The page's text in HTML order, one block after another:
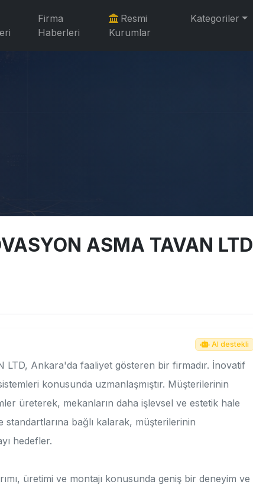
Firma
Haberleri
Resmi
Kurumlar
Kategoriler
ASMA TAVAN LTD
AI destekli
LTD, Ankara'da faaliyet gösteren bir firmadır. İnovatif
konusunda uzmanlaşmıştır. Müşterilerinin
üreterek, mekanların daha işlevsel ve estetik hale
bağlı kalarak, müşterilerinin
hedefler.
üretimi ve montajı konusunda geniş bir deneyim ve